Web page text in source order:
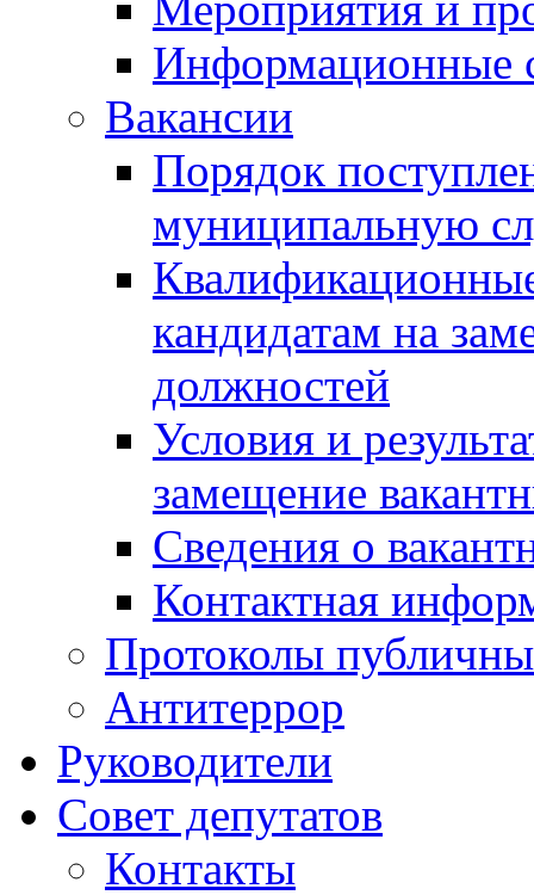
Информационные
Вакансии
Порядок
муниципальную
кандидатам на
должностей
Условия и
замещение
Сведения о
Контактная
Протоколы
Антитеррор
Руководители
Совет депутатов
Контакты